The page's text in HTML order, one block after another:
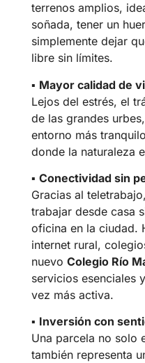
terrenos amplios,
soñada, tener un
simplemente dejar
libre sin límites.
▪︎ Mayor calidad de
Lejos del estrés, el
de las grandes
entorno más
donde la naturaleza
▪︎ Conectividad sin
Gracias al
trabajar desde casa
oficina en la ciudad.
internet rural,
nuevo Colegio Río
servicios esenciales
vez más activa.
▪︎ Inversión con
Una parcela no solo
también representa